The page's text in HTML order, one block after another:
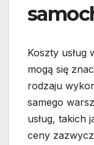
Koszty usług
mogą się
rodzaju
samego
usług, takich
ceny